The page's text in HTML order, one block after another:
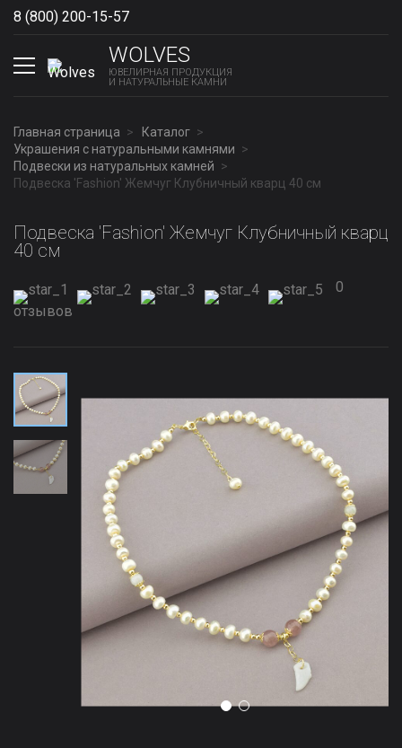
8 (800) 200-15-57
WOLVES
ЮВЕЛИРНАЯ ПРОДУКЦИЯ
И НАТУРАЛЬНЫЕ КАМНИ
Главная страница
Каталог
Украшения с натуральными камнями
Подвески из натуральных камней
Подвеска 'Fashion' Жемчуг Клубничный кварц 40 см
Подвеска 'Fashion' Жемчуг Клубничный кварц
40 см
0
отзывов